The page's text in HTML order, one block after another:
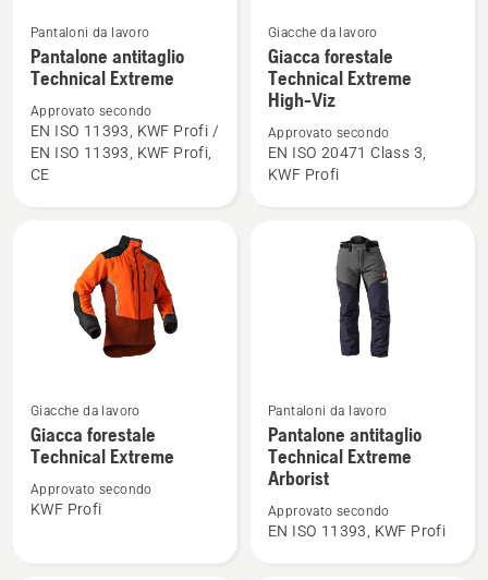
Vedi
maggiori
dettagli
su
Pantalone
antitaglio
Pantaloni da lavoro
Pantalone antitaglio
Technical Extreme
Approvato secondo
EN ISO 11393, KWF Profi /
EN ISO 11393, KWF Profi,
CE
Vedi
maggiori
dettagli
Giacca
forestale
Giacche da lavoro
Giacca forestale
Technical Extreme
High-Viz
Approvato secondo
EN ISO 20471 Class 3,
KWF Profi
Vedi
maggiori
dettagli
Giacca
Giacche da lavoro
Giacca forestale
Technical Extreme
Approvato secondo
KWF Profi
Vedi
maggiori
dettagli
su
Pantalone
antitaglio
Pantaloni da lavoro
Pantalone antitaglio
Technical Extreme
Arborist
Approvato secondo
EN ISO 11393, KWF Profi